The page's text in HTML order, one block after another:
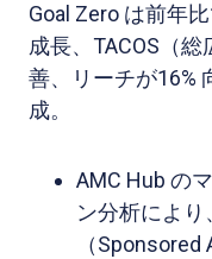
Goal Zero は前年
成長、TACOS（
善、リーチが16%
成。
AMC Hub の
ン分析によ
（